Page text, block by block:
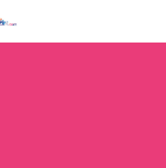
Üstü Çizmeler